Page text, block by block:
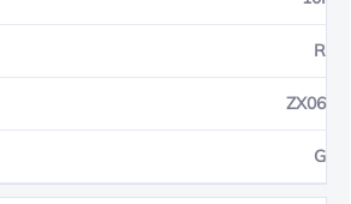
R
ZX06
G